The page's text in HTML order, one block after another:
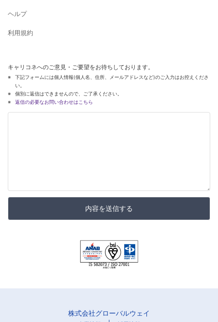
ヘルプ
利用規約
キャリコネへのご意見・ご要望をお待ちしております。
下記フォームには個人情報(個人名、住所、メールアドレスなど)のご入力はお控えくださ
い。
個別に返信はできませんので、ご了承ください。
返信の必要なお問い合わせはこちら
内容を送信する
株式会社グローバルウェイ